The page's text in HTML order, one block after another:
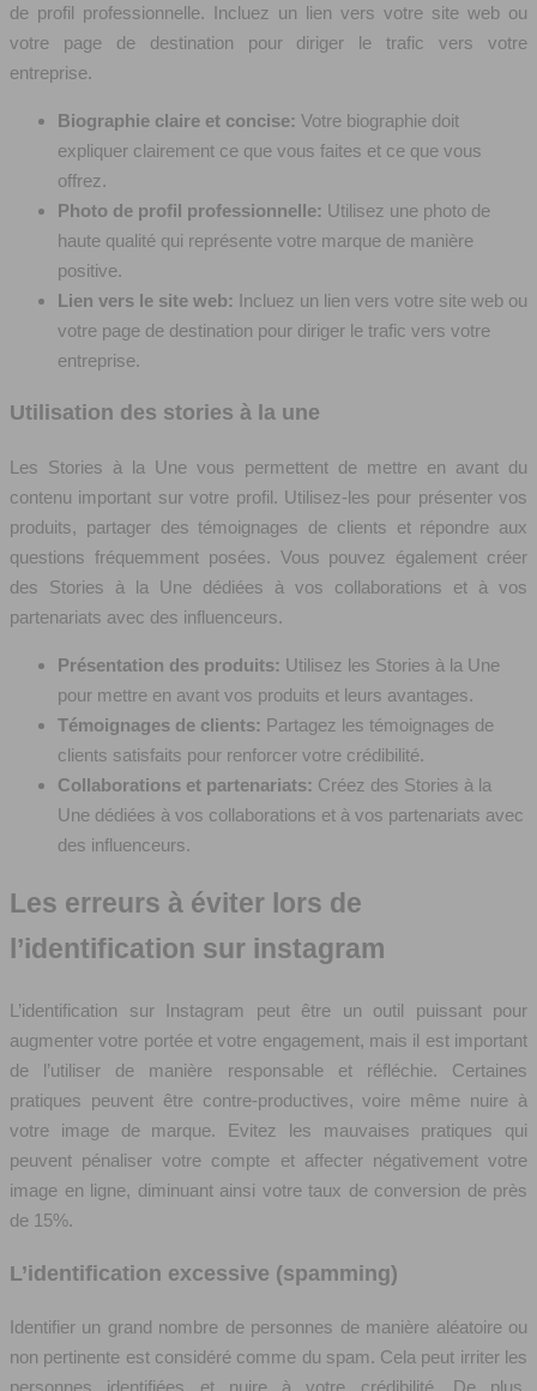
de profil professionnelle. Incluez un lien vers votre site web ou
votre page de destination pour diriger le trafic vers votre
entreprise.
Biographie claire et concise: Votre biographie doit
expliquer clairement ce que vous faites et ce que vous
offrez.
Photo de profil professionnelle: Utilisez une photo de
haute qualité qui représente votre marque de manière
positive.
Lien vers le site web: Incluez un lien vers votre site web ou
votre page de destination pour diriger le trafic vers votre
entreprise.
Utilisation des stories à la une
Les Stories à la Une vous permettent de mettre en avant du
contenu important sur votre profil. Utilisez-les pour présenter vos
produits, partager des témoignages de clients et répondre aux
questions fréquemment posées. Vous pouvez également créer
des Stories à la Une dédiées à vos collaborations et à vos
partenariats avec des influenceurs.
Présentation des produits: Utilisez les Stories à la Une
pour mettre en avant vos produits et leurs avantages.
Témoignages de clients: Partagez les témoignages de
clients satisfaits pour renforcer votre crédibilité.
Collaborations et partenariats: Créez des Stories à la
Une dédiées à vos collaborations et à vos partenariats avec
des influenceurs.
Les erreurs à éviter lors de
l’identification sur instagram
L’identification sur Instagram peut être un outil puissant pour
augmenter votre portée et votre engagement, mais il est important
de l’utiliser de manière responsable et réfléchie. Certaines
pratiques peuvent être contre-productives, voire même nuire à
votre image de marque. Evitez les mauvaises pratiques qui
peuvent pénaliser votre compte et affecter négativement votre
image en ligne, diminuant ainsi votre taux de conversion de près
de 15%.
L’identification excessive (spamming)
Identifier un grand nombre de personnes de manière aléatoire ou
non pertinente est considéré comme du spam. Cela peut irriter les
personnes identifiées et nuire à votre crédibilité. De plus,